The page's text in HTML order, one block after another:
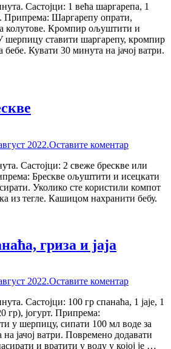
Састојци: 1 већа шаргарепа, 1
Припрема: Шаргарепу опрати,
колутове. Кромпир ољуштити и
шерпицу ставити шаргарепу, кромпир
Кувати 30 минута на јачој ватри.
2022.Оставите коментар
Састојци: 2 свеже брескве или
Брескве ољуштити и исецкати
Уколико сте користили компот
из тегле. Кашицом нахранити бебу.
гриза и јаја
2022.Оставите коментар
Састојци: 100 гр спанаћа, 1 јаје, 1
гр), јогурт. Припрема:
у шерпицу, сипати 100 мл воде за
јачој ватри. Повремено додавати
и вратити у воду у којој је …